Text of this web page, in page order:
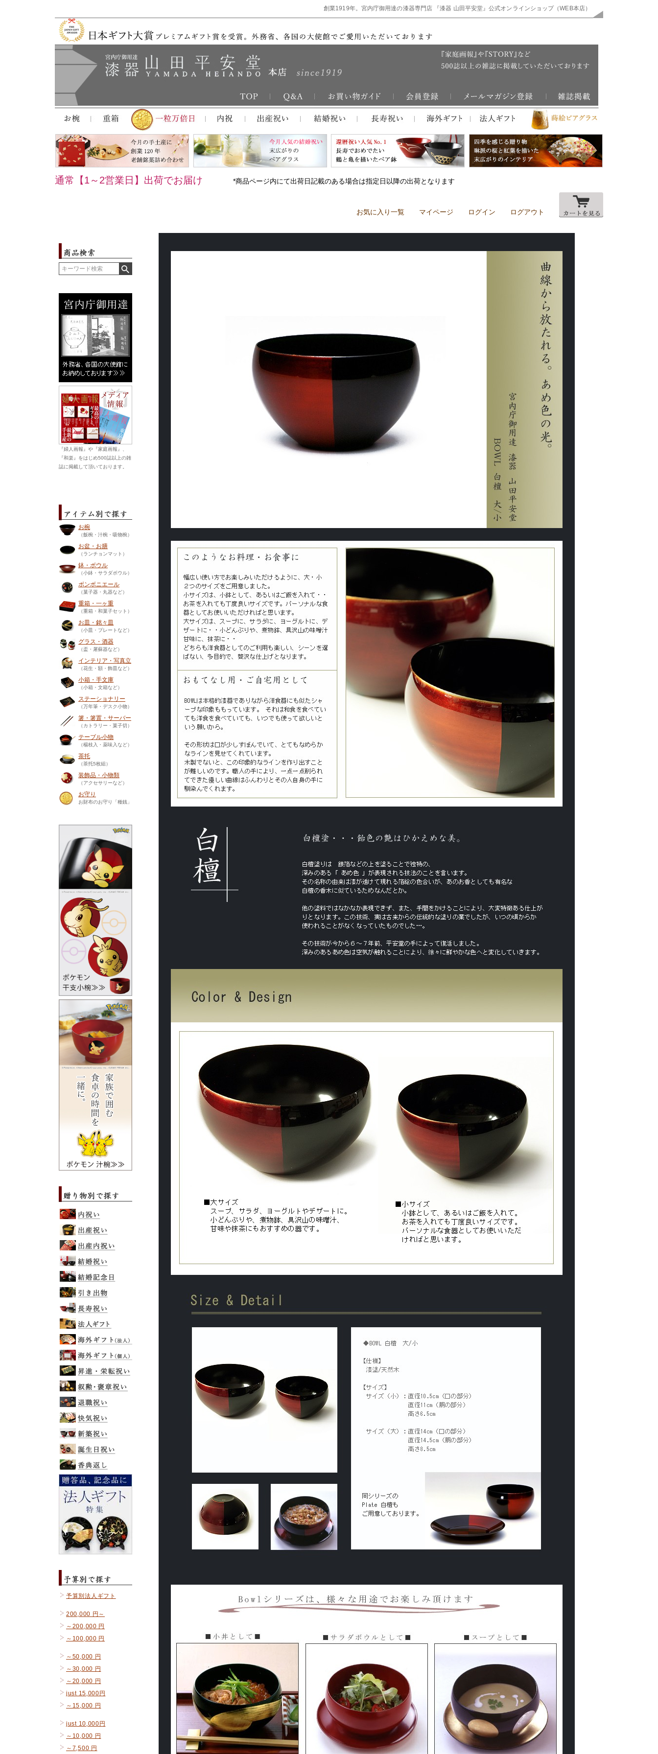
創業1919年。宮内庁御用達の漆器専門店 『漆器 山田平安堂』公式オンラインショップ（WEB本店）
通常【1～2営業日】出荷でお届け *商品ページ内にて出荷日記載のある場合は指定日以降の出荷となります
お気に入り一覧 マイページ ログイン ログアウト
『婦人画報』や『家庭画報』、
『和楽』をはじめ500誌以上の雑
誌に掲載して頂いております。
お椀
（飯椀・汁椀・吸物椀）
お盆・お膳
（ランチョンマット）
鉢・ボウル
（小鉢・サラダボウル）
ボンボニエール
（菓子器・丸器など）
重箱・一ヶ重
（重箱・和菓子セット）
お皿・銘々皿
（小皿・プレートなど）
グラス・酒器
（盃・屠蘇器など）
インテリア・写真立
（花生・額・飾皿など）
小箱・手文庫
（小箱・文箱など）
ステーショナリー
（万年筆・デスク小物）
箸・箸置・サーバー
（カトラリー・菓子切）
テーブル小物
（楊枝入・薬味入など）
茶托
（茶托5枚組）
装飾品・小物類
（アクセサリーなど）
お守り
お財布のお守り「種銭」
予算別法人ギフト
200,000 円～
～200,000 円
～100,000 円
～50,000 円
～30,000 円
～20,000 円
just 15,000円
～15,000 円
just 10,000円
～10,000 円
～7,500 円